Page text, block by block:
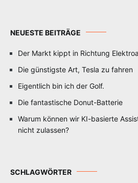
NEUESTE BEITRÄGE
Der Markt kippt in Richtung
Die günstigste Art, Tesla zu fahren
Eigentlich bin ich der Golf.
Die fantastische Donut-Batterie
Warum können wir KI-basierte
nicht zulassen?
SCHLAGWÖRTER